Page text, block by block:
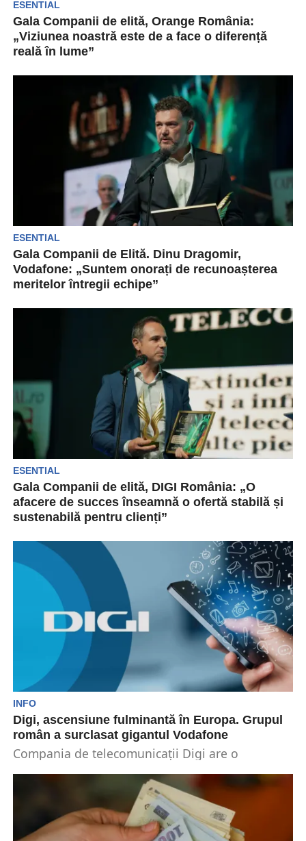
ESENTIAL
Gala Companii de elită, Orange România:
„Viziunea noastră este de a face o diferență
reală în lume”
ediției 2024 a Galei Capital Companii de elită.
Prezentă pe...
ESENTIAL
Gala Companii de Elită. Dinu Dragomir,
Vodafone: „Suntem onorați de recunoașterea
meritelor întregii echipe”
telecomunicații din Europa și Africa și furnizează
ESENTIAL
Gala Companii de elită, DIGI România: „O
afacere de succes înseamnă o ofertă stabilă și
sustenabilă pentru clienți”
România, iar rezultatele din primul semestru...
INFO
Digi, ascensiune fulminantă în Europa. Grupul
român a surclasat gigantul Vodafone
Compania de telecomunicații Digi are o
Grupul român a ajuns...